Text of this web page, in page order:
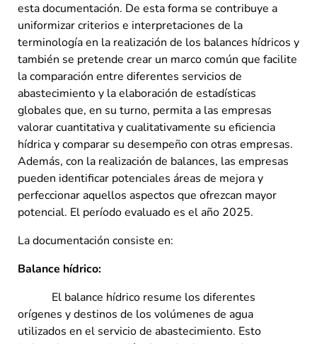
esta documentación. De esta forma se contribuye a
uniformizar criterios e interpretaciones de la
terminología en la realización de los balances hídricos y
también se pretende crear un marco común que facilite
la comparación entre diferentes servicios de
abastecimiento y la elaboración de estadísticas
globales que, en su turno, permita a las empresas
valorar cuantitativa y cualitativamente su eficiencia
hídrica y comparar su desempeño con otras empresas.
Además, con la realización de balances, las empresas
pueden identificar potenciales áreas de mejora y
perfeccionar aquellos aspectos que ofrezcan mayor
potencial. El período evaluado es el año 2025.
La documentación consiste en:
Balance hídrico:
El balance hídrico resume los diferentes
orígenes y destinos de los volúmenes de agua
utilizados en el servicio de abastecimiento. Esto